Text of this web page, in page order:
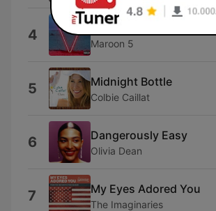
4 Leaving California
Maroon 5
5 Midnight Bottle
Colbie Caillat
6 Dangerously Easy
Olivia Dean
7 My Eyes Adored You
The Imaginaries